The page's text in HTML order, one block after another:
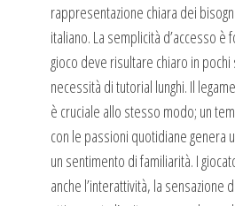
rappresentazione chiara dei
italiano. La semplicità d’accesso è
gioco deve risultare chiaro in pochi
necessità di tutorial lunghi. Il
è cruciale allo stesso modo; un
con le passioni quotidiane genera
un sentimento di familiarità. I
anche l’interattività, la sensazione